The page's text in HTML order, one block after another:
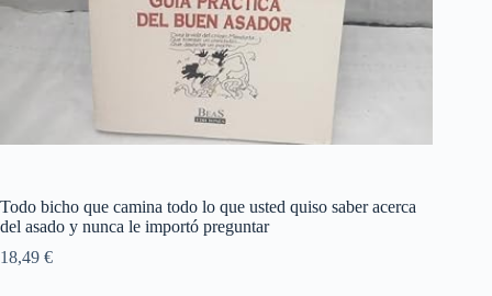
Todo bicho que camina todo lo que usted quiso saber acerca
del asado y nunca le importó preguntar
18,49 €